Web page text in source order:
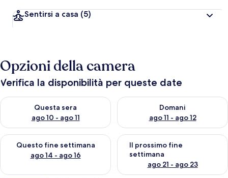
Sentirsi a casa (5)
Opzioni della camera
Verifica la disponibilità per queste date
Questa sera
ago 10 - ago 11
Verifica la disponibilità per questa sera, ago 10 - ago 11
Domani
ago 11 - ago 12
Verifica la disponibilità per
Questo fine settimana
ago 14 - ago 16
Verifica la disponibilità per questo fine settimana, ago 14 -
Il prossimo fine
settimana
ago 21 - ago 23
Verifica la disponibilità per il